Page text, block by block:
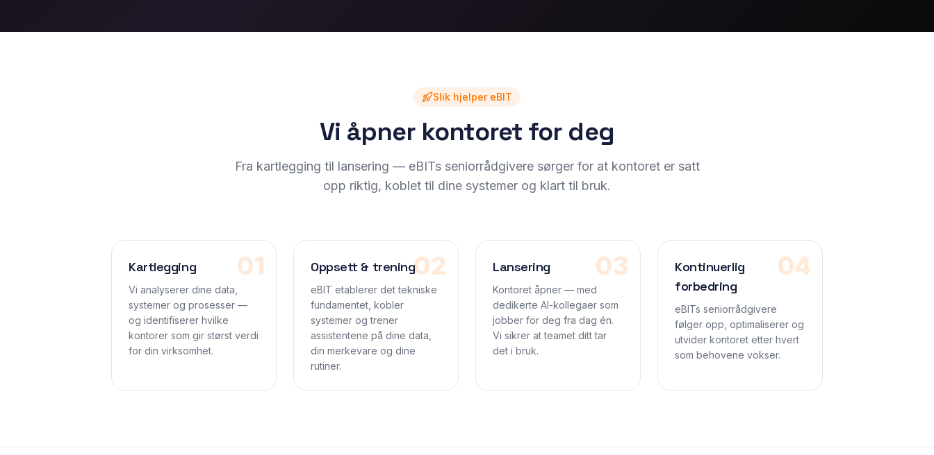
Slik hjelper eBIT
Vi åpner kontoret for deg
Fra kartlegging til lansering — eBITs seniorrådgivere sørger for at kontoret er satt
opp riktig, koblet til dine systemer og klart til bruk.
01
Kartlegging
Vi analyserer dine data,
systemer og prosesser —
og identifiserer hvilke
kontorer som gir størst verdi
for din virksomhet.
02
Oppsett & trening
eBIT etablerer det tekniske
fundamentet, kobler
systemer og trener
assistentene på dine data,
din merkevare og dine
rutiner.
03
Lansering
Kontoret åpner — med
dedikerte AI-kollegaer som
jobber for deg fra dag én.
Vi sikrer at teamet ditt tar
det i bruk.
04
Kontinuerlig
forbedring
eBITs seniorrådgivere
følger opp, optimaliserer og
utvider kontoret etter hvert
som behovene vokser.